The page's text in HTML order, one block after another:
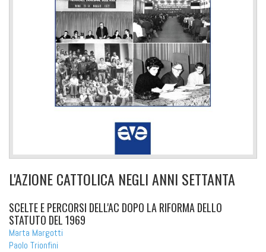
L'AZIONE CATTOLICA NEGLI ANNI SETTANTA
SCELTE E PERCORSI DELL'AC DOPO LA RIFORMA DELLO
STATUTO DEL 1969
Marta Margotti
Paolo Trionfini